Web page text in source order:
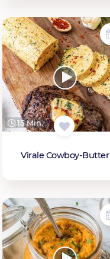
15 Min.
Virale Cowboy-Butter